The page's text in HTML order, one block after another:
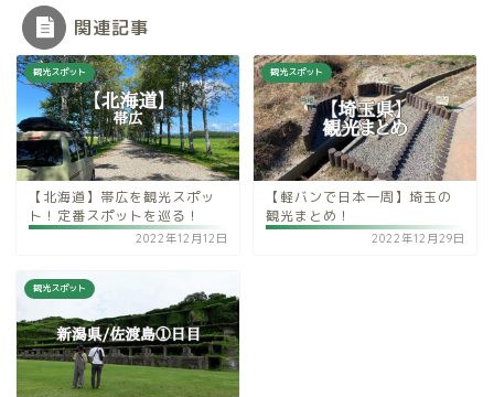
関連記事
観光スポット
【北海道】帯広を観光スポッ
ト！定番スポットを巡る！
2022年12月12日
観光スポット
【軽バンで日本一周】埼玉の
観光まとめ！
2022年12月29日
観光スポット